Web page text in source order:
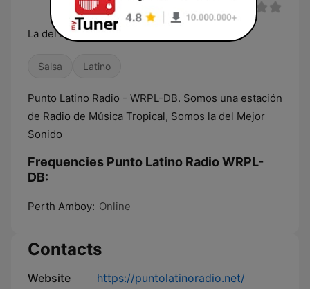
La del Mejor Sonido
Salsa Latino
Punto Latino Radio - WRPL-DB. Somos una estación
de Radio de Música Tropical, Somos la del Mejor
Sonido
Frequencies Punto Latino Radio WRPL-
DB:
Perth Amboy: Online
Contacts
Website
https://puntolatinoradio.net/